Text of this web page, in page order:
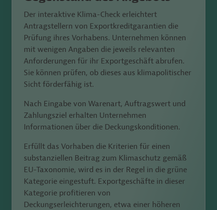
Der interaktive Klima-Check erleichtert
Antragstellern von Exportkreditgarantien die
Prüfung ihres Vorhabens. Unternehmen können
mit wenigen Angaben die jeweils relevanten
Anforderungen für ihr Exportgeschäft abrufen.
Sie können prüfen, ob dieses aus klimapolitischer
Sicht förderfähig ist.
Nach Eingabe von Warenart, Auftragswert und
Zahlungsziel erhalten Unternehmen
Informationen über die Deckungskonditionen.
Erfüllt das Vorhaben die Kriterien für einen
substanziellen Beitrag zum Klimaschutz gemäß
EU-Taxonomie, wird es in der Regel in die grüne
Kategorie eingestuft. Exportgeschäfte in dieser
Kategorie profitieren von
Deckungserleichterungen, etwa einer höheren